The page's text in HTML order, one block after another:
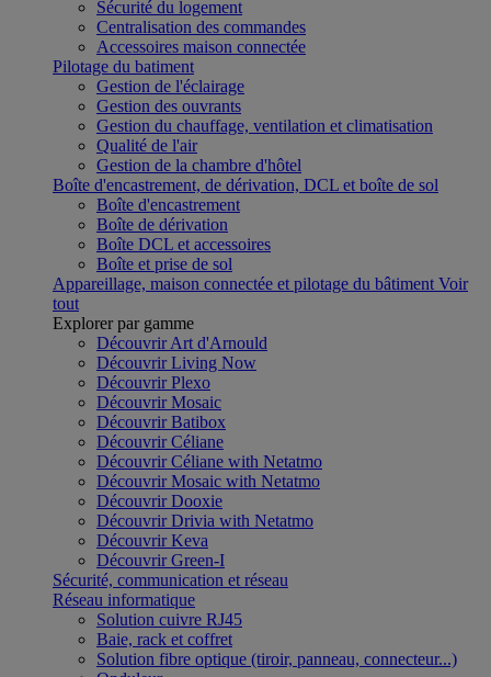
Sécurité du logement
Centralisation des commandes
Accessoires maison connectée
Pilotage du batiment
Gestion de l'éclairage
Gestion des ouvrants
Gestion du chauffage, ventilation et climatisation
Qualité de l'air
Gestion de la chambre d'hôtel
Boîte d'encastrement, de dérivation, DCL et boîte de sol
Boîte d'encastrement
Boîte de dérivation
Boîte DCL et accessoires
Boîte et prise de sol
Appareillage, maison connectée et pilotage du bâtiment Voir
tout
Explorer par gamme
Découvrir Art d'Arnould
Découvrir Living Now
Découvrir Plexo
Découvrir Mosaic
Découvrir Batibox
Découvrir Céliane
Découvrir Céliane with Netatmo
Découvrir Mosaic with Netatmo
Découvrir Dooxie
Découvrir Drivia with Netatmo
Découvrir Keva
Découvrir Green-I
Sécurité, communication et réseau
Réseau informatique
Solution cuivre RJ45
Baie, rack et coffret
Solution fibre optique (tiroir, panneau, connecteur...)